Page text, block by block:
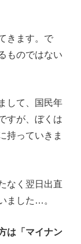
きます。で
ものではない
して、国民年
すが、ぼくは
持っていきま
なく翌日出直
ました…。
は「マイナン